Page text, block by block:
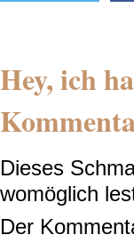
Hey, ich
Dieses
womöglich
Der